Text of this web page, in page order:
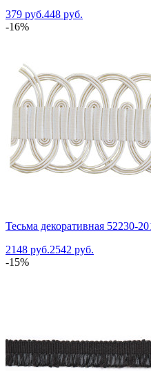
379 руб.448 руб.
-16%
Тесьма декоративная 52230-
2148 руб.2542 руб.
-15%